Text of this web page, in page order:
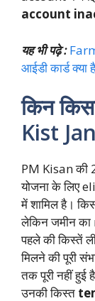
account
यह भी पढ़े :
आईडी कार्ड
किन
Kist
PM Kisan की
योजना के लिए
में शामिल है।
लेकिन जमीन का
पहले की किस्तें
मिलने की पूरी
तक पूरी नहीं
उनकी किस्त